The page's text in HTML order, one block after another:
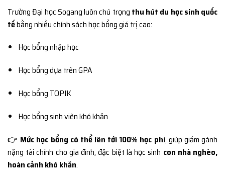
Trường Đại học Sogang luôn chú trọng thu hút du học sinh quốc
tếbằng nhiều chính sách học bổng giá trị cao:
Học bổng nhập học
Học bổng dựa trên GPA
Học bổng TOPIK
Học bổng sinh viên khó khăn
👉 Mức học bổng có thể lên tới 100% học phí, giúp giảm gánh
nặng tài chính cho gia đình, đặc biệt là học sinh con nhà nghèo,
hoàn cảnh khó khăn.